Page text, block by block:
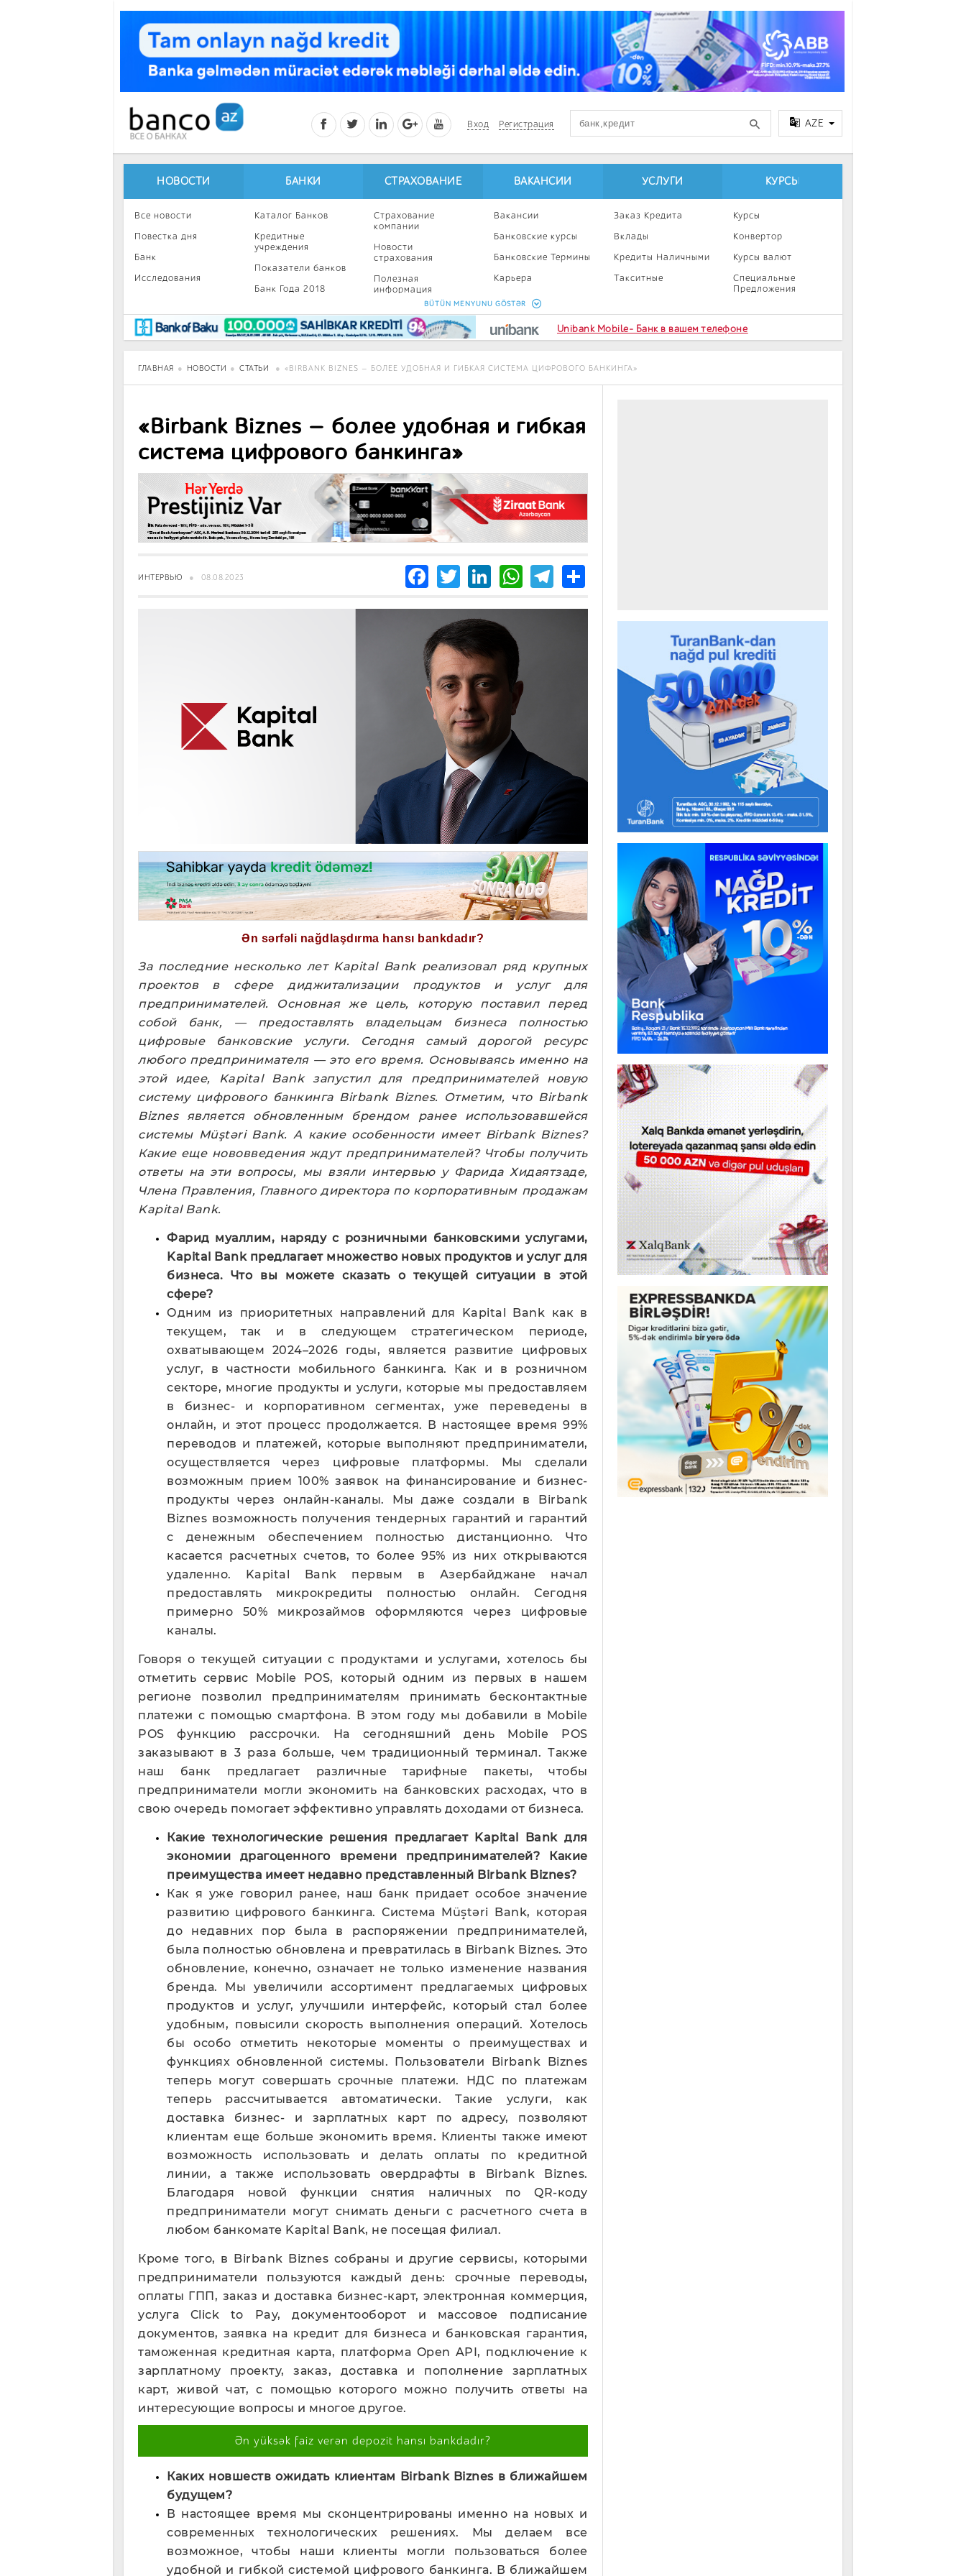
Вход Регистрация AZE
НОВОСТИ
Все новости
Повестка дня
Банк
Исследования
Инвестиции
BancoTV
БАНКИ
Каталог Банков
Кредитные
учреждения
Показатели банков
Банк Года 2018
СТРАХОВАНИЕ
Страхование
компании
Новости
страхования
Полезная
информация
калькулятор
ВАКАНСИИ
Вакансии
Банковские курсы
Банковские Термины
Карьера
Профессиональное
развитие
УСЛУГИ
Заказ Кредита
Вклады
Кредиты Наличными
Такситные
КУРСЫ
Курсы
Конвертор
Курсы валют
Специальные
Предложения
BÜTÜN MENYUNU GÖSTƏR
Unibank Mobile- Банк в вашем телефоне
ГЛАВНАЯ НОВОСТИ СТАТЬИ «BIRBANK BIZNES — БОЛЕЕ УДОБНАЯ И ГИБКАЯ СИСТЕМА ЦИФРОВОГО БАНКИНГА»
«Birbank Biznes — более удобная и гибкая
система цифрового банкинга»
ИНТЕРВЬЮ 08.08.2023 Facebook
TwitterLinkedIn
WhatsApp
Telegram
Share
Ən sərfəli nağdlaşdırma hansı bankdadır?
За последние несколько лет Kapital Bank реализовал ряд крупных
проектов в сфере диджитализации продуктов и услуг для
предпринимателей.
Основная же цель, которую поставил перед
собой банк, — предоставлять владельцам бизнеса полностью
цифровые банковские услуги. Сегодня самый дорогой ресурс
любого предпринимателя — это его время. Основываясь именно на
этой идее, Kapital Bank запустил для предпринимателей новую
систему цифрового банкинга Birbank Biznes.
Отметим, что Birbank
Biznes является обновленным брендом ранее использовавшейся
системы Müştəri Bank. А какие особенности имеет Birbank Biznes?
Какие еще нововведения ждут предпринимателей? Чтобы получить
ответы на эти вопросы, мы взяли интервью у Фарида Хидаятзаде,
Члена Правления, Главного директора по корпоративным продажам
Kapital Bank.
Фарид муаллим, наряду с розничными банковскими услугами,
Kapital Bank предлагает множество новых продуктов и услуг для
бизнеса. Что вы можете сказать о текущей ситуации в этой
сфере?
Одним из приоритетных направлений для Kapital Bank как в
текущем, так и в следующем стратегическом периоде,
охватывающем 2024–2026 годы, является развитие цифровых
услуг, в частности мобильного банкинга. Как и в розничном
секторе, многие продукты и услуги, которые мы предоставляем
в бизнес- и корпоративном сегментах, уже переведены в
онлайн, и этот процесс продолжается. В настоящее время 99%
переводов и платежей, которые выполняют предприниматели,
осуществляется через цифровые платформы. Мы сделали
возможным прием 100% заявок на финансирование и бизнес-
продукты через онлайн-каналы. Мы даже создали в Birbank
Biznes возможность получения тендерных гарантий и гарантий
с денежным обеспечением полностью дистанционно. Что
касается расчетных счетов, то более 95% из них открываются
удаленно. Kapital Bank первым в Азербайджане начал
предоставлять микрокредиты полностью онлайн. Сегодня
примерно 50% микрозаймов оформляются через цифровые
каналы.
Говоря о текущей ситуации с продуктами и услугами, хотелось бы
отметить сервис Mobile POS, который одним из первых в нашем
регионе позволил предпринимателям принимать бесконтактные
платежи с помощью смартфона. В этом году мы добавили в Mobile
POS функцию рассрочки. На сегодняшний день Mobile POS
заказывают в 3 раза больше, чем традиционный терминал. Также
наш банк предлагает различные тарифные пакеты, чтобы
предприниматели могли экономить на банковских расходах, что в
свою очередь помогает эффективно управлять доходами от бизнеса.
Какие технологические решения предлагает Kapital Bank для
экономии драгоценного времени предпринимателей? Какие
преимущества имеет недавно представленный Birbank Biznes?
Как я уже говорил ранее, наш банк придает особое значение
развитию цифрового банкинга. Система Müştəri Bank, которая
до недавних пор была в распоряжении предпринимателей,
была полностью обновлена ​​и превратилась в Birbank Biznes. Это
обновление, конечно, означает не только изменение названия
бренда. Мы увеличили ассортимент предлагаемых цифровых
продуктов и услуг, улучшили интерфейс, который стал более
удобным, повысили скорость выполнения операций. Хотелось
бы особо отметить некоторые моменты о преимуществах и
функциях обновленной системы. Пользователи Birbank Biznes
теперь могут совершать срочные платежи. НДС по платежам
теперь рассчитывается автоматически. Такие услуги, как
доставка бизнес- и зарплатных карт по адресу, позволяют
клиентам еще больше экономить время. Клиенты также имеют
возможность использовать и делать оплаты по кредитной
линии, а также использовать овердрафты в Birbank Biznes.
Благодаря новой функции снятия наличных по QR-коду
предприниматели могут снимать деньги с расчетного счета в
любом банкомате Kapital Bank, не посещая филиал.
Кроме того, в Birbank Biznes собраны и другие сервисы, которыми
предприниматели пользуются каждый день: срочные переводы,
оплаты ГПП, заказ и доставка бизнес-карт, электронная коммерция,
услуга Click to Pay, документооборот и массовое подписание
документов, заявка на кредит для бизнеса и банковская гарантия,
таможенная кредитная карта, платформа Open API, подключение к
зарплатному проекту, заказ, доставка и пополнение зарплатных
карт, живой чат, с помощью которого можно получить ответы на
интересующие вопросы и многое другое.
Ən yüksək faiz verən depozit hansı bankdadır?
Каких новшеств ожидать клиентам Birbank Biznes в ближайшем
будущем?
В настоящее время мы сконцентрированы именно на новых и
современных технологических решениях. Мы делаем все
возможное, чтобы наши клиенты могли пользоваться более
удобной и гибкой системой цифрового банкинга. В ближайшем